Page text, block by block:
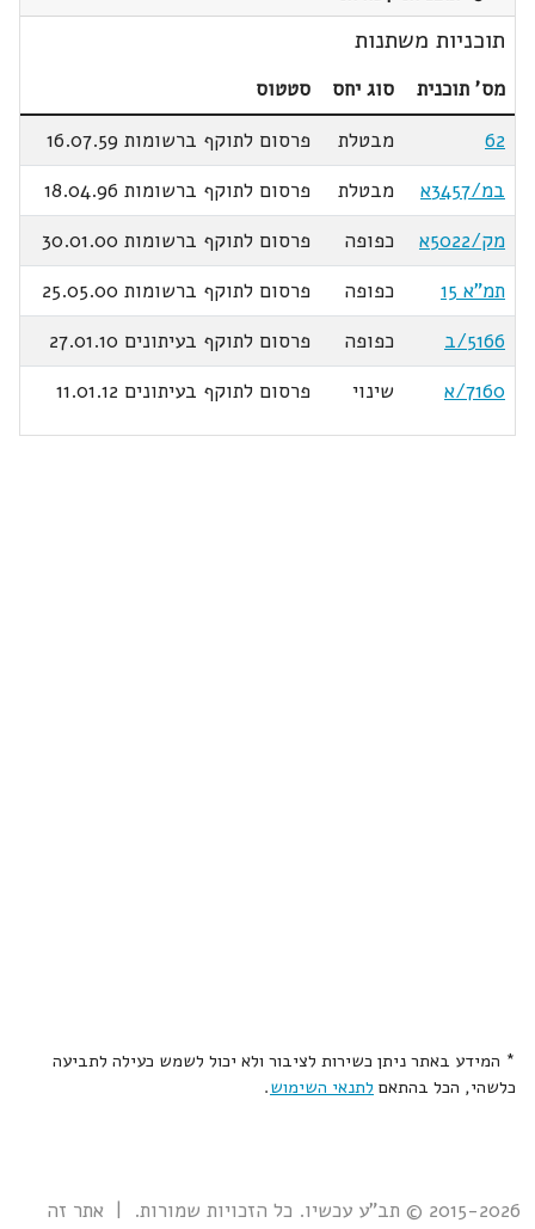
תוכניות משתנות
מס' תוכנית סוג יחס
סטטוס
62
מבטלת
פרסום לתוקף ברשומות 16.07.59
במ/3457א
מבטלת
פרסום לתוקף ברשומות 18.04.96
מק/5022א
כפופה
פרסום לתוקף ברשומות 30.01.00
תמ"א 15
כפופה
פרסום לתוקף ברשומות 25.05.00
5166/ב
כפופה
פרסום לתוקף בעיתונים 27.01.10
7160/א
שינוי פרסום לתוקף בעיתונים 11.01.12
* המידע באתר ניתן כשירות לציבור ולא יכול לשמש כעילה לתביעה
כלשהי, הכל בהתאם לתנאי השימוש.
2015-2026 © תב"ע עכשיו. כל הזכויות שמורות. | אתר זה